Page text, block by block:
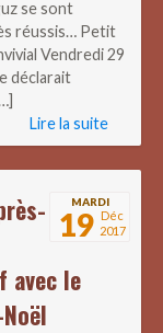
se sont
réussis… Petit
Vendredi 29
déclarait
Lire la suite
MARDI
19 Déc
2017
avec le